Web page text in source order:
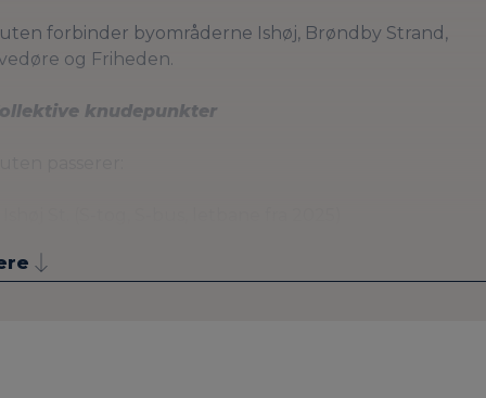
forbinder byområderne Ishøj, Brøndby Strand,
og Friheden.
knudepunkter
Avedøre St. (S-tog)